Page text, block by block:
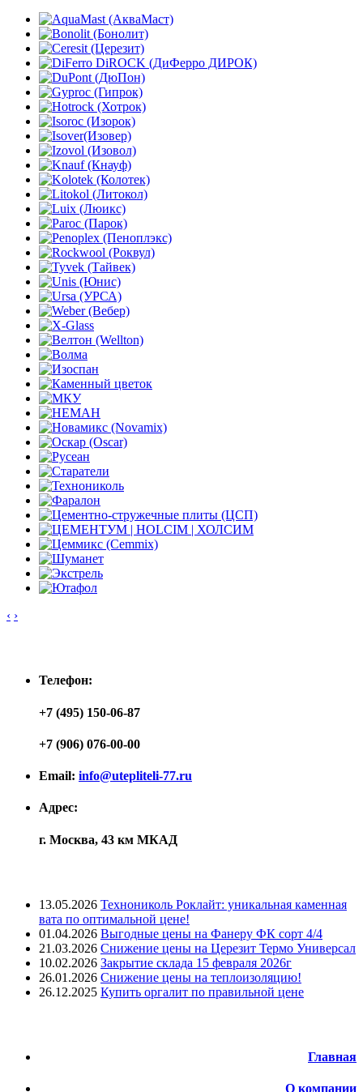
‹ ›
Телефон:
+7 (495) 150-06-87
+7 (906) 076-00-00
Email: info@utepliteli-77.ru
Адрес:
г. Москва, 43 км МКАД
13.05.2026 Технониколь Роклайт: уникальная каменная
вата по оптимальной цене!
01.04.2026 Выгодные цены на Фанеру ФК сорт 4/4
21.03.2026 Снижение цены на Церезит Термо Универсал
10.02.2026 Закрытие склада 15 февраля 2026г
26.01.2026 Снижение цены на теплоизоляцию!
26.12.2025 Купить оргалит по правильной цене
Главная
О компании